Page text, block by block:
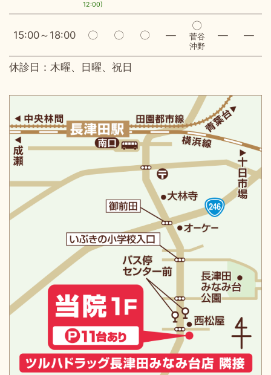
休診日：木曜、日曜、祝日
12:00)
15:00～18:00 〇 〇 〇 ―
〇
菅谷
沖野
― ―